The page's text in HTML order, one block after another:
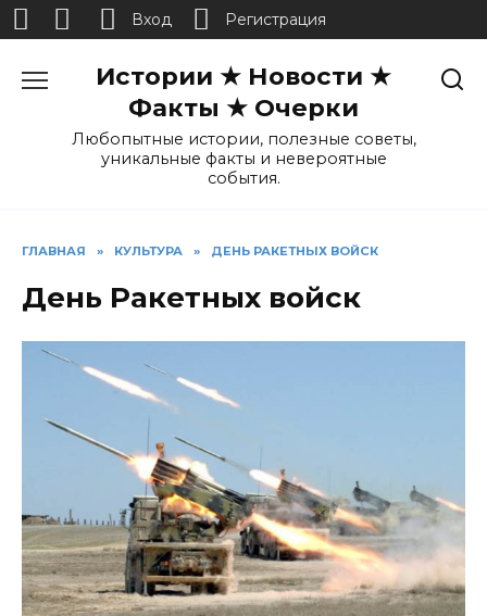
Истории ★ Новости ★
Факты ★ Очерки
Любопытные истории, полезные советы,
уникальные факты и невероятные
события.
ГЛАВНАЯ » КУЛЬТУРА » ДЕНЬ РАКЕТНЫХ ВОЙСК
День Ракетных войск
Вход Регистрация